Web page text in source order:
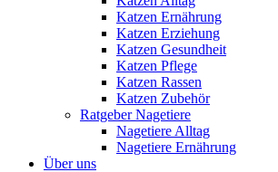
Katzen Ernährung
Katzen Erziehung
Katzen Gesundheit
Katzen Pflege
Katzen Rassen
Katzen Zubehör
Ratgeber Nagetiere
Nagetiere Alltag
Nagetiere Ernährung
Über uns